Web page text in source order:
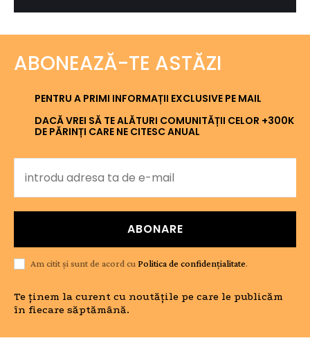
ABONEAZĂ-TE ASTĂZI
PENTRU A PRIMI INFORMAȚII EXCLUSIVE PE MAIL
DACĂ VREI SĂ TE ALĂTURI COMUNITĂȚII CELOR +300K
DE PĂRINȚI CARE NE CITESC ANUAL
ABONARE
Am citit și sunt de acord cuPolitica de confidențialitate.
Te ținem la curent cu noutățile pe care le publicăm
în fiecare săptămână.